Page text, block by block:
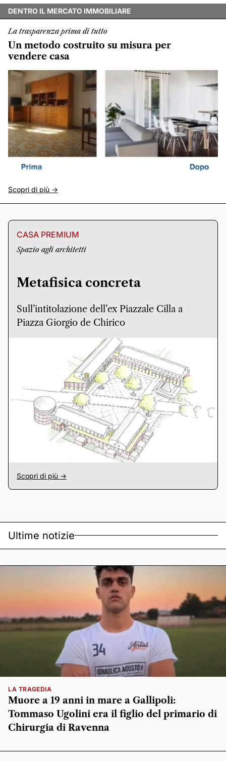
DENTRO IL MERCATO IMMOBILIARE
La trasparenza prima di tutto
Un metodo costruito su misura per
vendere casa
Scopri di più ->
CASA PREMIUM
Spazio agli architetti
Metafisica concreta
Sull’intitolazione dell’ex Piazzale Cilla a
Piazza Giorgio de Chirico
Scopri di più ->
Ultime notizie
LA TRAGEDIA
Muore a 19 anni in mare a Gallipoli:
Tommaso Ugolini era il figlio del primario di
Chirurgia di Ravenna